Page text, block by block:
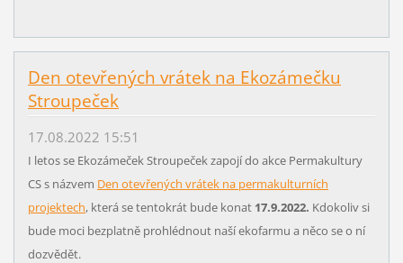
Den otevřených vrátek na Ekozámečku
Stroupeček
17.08.2022 15:51
I letos se Ekozámeček Stroupeček zapojí do akce Permakultury
CS s názvem Den otevřených vrátek na permakulturních
projektech, která se tentokrát bude konat 17.9.2022. Kdokoliv si
bude moci bezplatně prohlédnout naší ekofarmu a něco se o ní
dozvědět.